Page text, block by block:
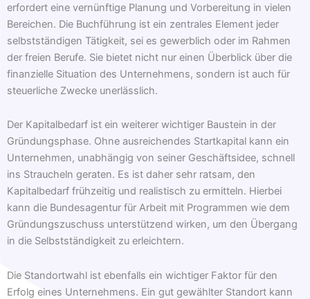
erfordert eine vernünftige Planung und Vorbereitung in vielen
Bereichen. Die Buchführung ist ein zentrales Element jeder
selbstständigen Tätigkeit, sei es gewerblich oder im Rahmen
der freien Berufe. Sie bietet nicht nur einen Überblick über die
finanzielle Situation des Unternehmens, sondern ist auch für
steuerliche Zwecke unerlässlich.
Der Kapitalbedarf ist ein weiterer wichtiger Baustein in der
Gründungsphase. Ohne ausreichendes Startkapital kann ein
Unternehmen, unabhängig von seiner Geschäftsidee, schnell
ins Straucheln geraten. Es ist daher sehr ratsam, den
Kapitalbedarf frühzeitig und realistisch zu ermitteln. Hierbei
kann die Bundesagentur für Arbeit mit Programmen wie dem
Gründungszuschuss unterstützend wirken, um den Übergang
in die Selbstständigkeit zu erleichtern.
Die Standortwahl ist ebenfalls ein wichtiger Faktor für den
Erfolg eines Unternehmens. Ein gut gewählter Standort kann